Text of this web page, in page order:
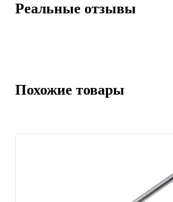
Реальные отзывы
Похожие товары